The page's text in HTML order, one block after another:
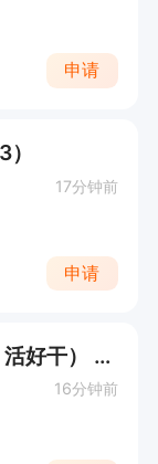
申请
17分钟前
申请
好想来零食店员（薪资3000+，活好干） 不招暑假工，短期勿扰! 不招暑假工，短期勿扰!
16分钟前